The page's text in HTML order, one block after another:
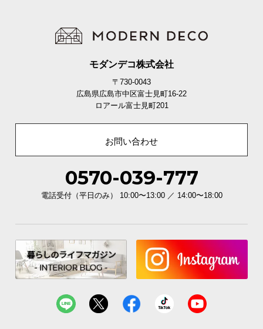
モダンデコ株式会社
〒730-0043
広島県広島市中区富士見町16-22
ロアール富士見町201
お問い合わせ
0570-039-777
電話受付（平日のみ） 10:00〜13:00 ／ 14:00〜18:00